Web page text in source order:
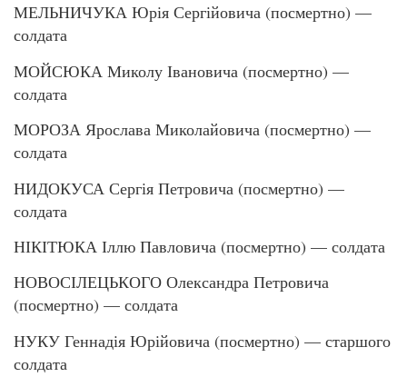
МЕЛЬНИЧУКА Юрія Сергійовича (посмертно) —
солдата
МОЙСЮКА Миколу Івановича (посмертно) —
солдата
МОРОЗА Ярослава Миколайовича (посмертно) —
солдата
НИДОКУСА Сергія Петровича (посмертно) —
солдата
НІКІТЮКА Іллю Павловича (посмертно) — солдата
НОВОСІЛЕЦЬКОГО Олександра Петровича
(посмертно) — солдата
НУКУ Геннадія Юрійовича (посмертно) — старшого
солдата